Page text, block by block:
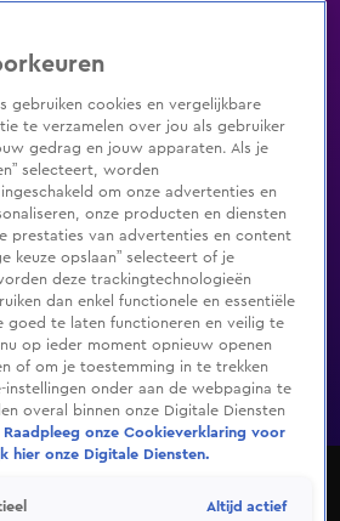
Zenders Genres
inlogShop
Programma's De Bondgenoten
Shop
gebruiken cookies en vergelijkbare
te verzamelen over jou als gebruiker
gedrag en jouw apparaten. Als je
selecteert, worden
om onze advertenties en
onze producten en diensten
prestaties van advertenties en content
keuze opslaan” selecteert of je
deze trackingtechnologieën
dan enkel functionele en essentiële
goed te laten functioneren en veilig te
op ieder moment opnieuw openen
of om je toestemming in te trekken
onder aan de webpagina te
overal binnen onze Digitale Diensten
Raadpleeg onze Cookieverklaring voor
hier onze Digitale Diensten.
Altijd actief